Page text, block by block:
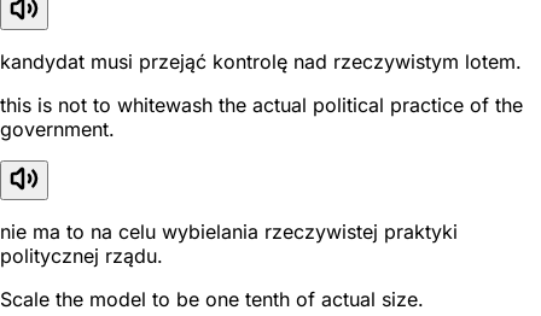
kandydat musi przejąć kontrolę nad rzeczywistym lotem.
this is not to whitewash the actual political practice of the
government.
nie ma to na celu wybielania rzeczywistej praktyki
politycznej rządu.
Scale the model to be one tenth of actual size.